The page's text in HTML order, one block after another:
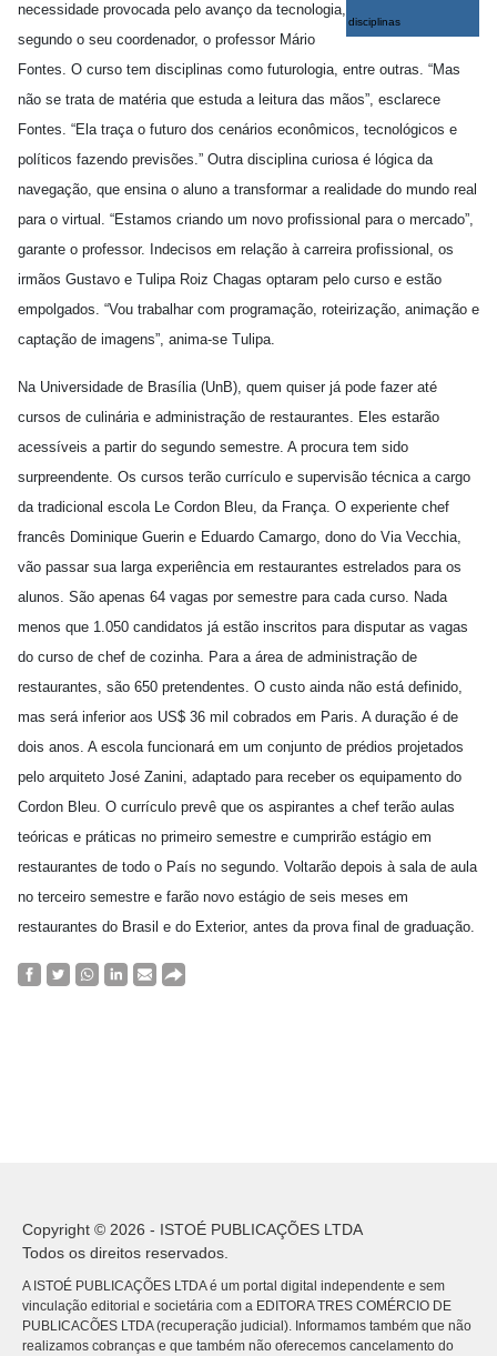
disciplinas
necessidade provocada pelo avanço da tecnologia,
segundo o seu coordenador, o professor Mário
Fontes. O curso tem disciplinas como futurologia, entre outras. “Mas
não se trata de matéria que estuda a leitura das mãos”, esclarece
Fontes. “Ela traça o futuro dos cenários econômicos, tecnológicos e
políticos fazendo previsões.” Outra disciplina curiosa é lógica da
navegação, que ensina o aluno a transformar a realidade do mundo real
para o virtual. “Estamos criando um novo profissional para o mercado”,
garante o professor. Indecisos em relação à carreira profissional, os
irmãos Gustavo e Tulipa Roiz Chagas optaram pelo curso e estão
empolgados. “Vou trabalhar com programação, roteirização, animação e
captação de imagens”, anima-se Tulipa.
Na Universidade de Brasília (UnB), quem quiser já pode fazer até
cursos de culinária e administração de restaurantes. Eles estarão
acessíveis a partir do segundo semestre. A procura tem sido
surpreendente. Os cursos terão currículo e supervisão técnica a cargo
da tradicional escola Le Cordon Bleu, da França. O experiente chef
francês Dominique Guerin e Eduardo Camargo, dono do Via Vecchia,
vão passar sua larga experiência em restaurantes estrelados para os
alunos. São apenas 64 vagas por semestre para cada curso. Nada
menos que 1.050 candidatos já estão inscritos para disputar as vagas
do curso de chef de cozinha. Para a área de administração de
restaurantes, são 650 pretendentes. O custo ainda não está definido,
mas será inferior aos US$ 36 mil cobrados em Paris. A duração é de
dois anos. A escola funcionará em um conjunto de prédios projetados
pelo arquiteto José Zanini, adaptado para receber os equipamento do
Cordon Bleu. O currículo prevê que os aspirantes a chef terão aulas
teóricas e práticas no primeiro semestre e cumprirão estágio em
restaurantes de todo o País no segundo. Voltarão depois à sala de aula
no terceiro semestre e farão novo estágio de seis meses em
restaurantes do Brasil e do Exterior, antes da prova final de graduação.
Copyright © 2026 - ISTOÉ PUBLICAÇÕES LTDA
Todos os direitos reservados.
A ISTOÉ PUBLICAÇÕES LTDA é um portal digital independente e sem
vinculação editorial e societária com a EDITORA TRES COMÉRCIO DE
PUBLICACÕES LTDA (recuperação judicial). Informamos também que não
realizamos cobranças e que também não oferecemos cancelamento do